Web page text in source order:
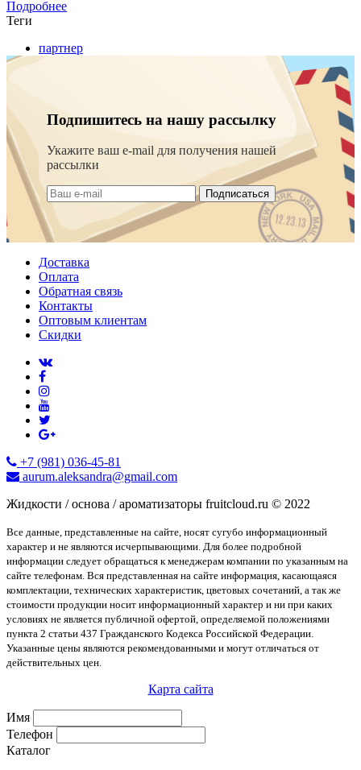
Подробнее
Теги
партнер
Подпишитесь на нашу рассылку
Укажите ваш e-mail для получения нашей
рассылки
Подписаться
Доставка
Оплата
Обратная связь
Контакты
Оптовым клиентам
Скидки
+7 (981) 036-45-81
aurum.aleksandra@gmail.com
Жидкости / основа / ароматизаторы fruitcloud.ru © 2022
Все данные, представленные на сайте, носят сугубо информационный
характер и не являются исчерпывающими. Для более подробной
информации следует обращаться к менеджерам компании по указанным на
сайте телефонам. Вся представленная на сайте информация, касающаяся
комплектации, технических характеристик, цветовых сочетаний, а так же
стоимости продукции носит информационный характер и ни при каких
условиях не является публичной офертой, определяемой положениями
пункта 2 статьи 437 Гражданского Кодекса Российской Федерации.
Указанные цены являются рекомендованными и могут отличаться от
действительных цен.
Карта сайта
Имя
Телефон
Каталог